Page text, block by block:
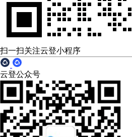
扫一扫关注云登小程序
云登公众号